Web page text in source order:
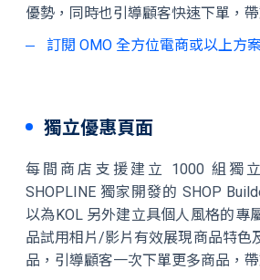
優勢，同時也引導顧客快速下單，
訂閱 OMO 全方位電商或以上方
獨立優惠頁面
每間商店支援建立 1000 組獨
SHOPLINE 獨家開發的 SHOP
以為KOL 另外建立具個人風格的專
品試用相片/影片有效展現商品特色
品，引導顧客一次下單更多商品，